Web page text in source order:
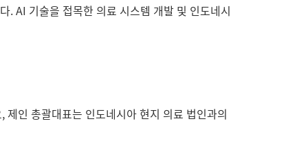
AI 기술을 접목한 의료 시스템 개발 및 인도네시
제인 총괄대표는 인도네시아 현지 의료 법인과의